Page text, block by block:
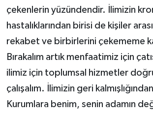
çekenlerin yüzündendir. İlimizin
hastalıklarından birisi de kişiler
rekabet ve birbirlerini çekememe
Bırakalım artık menfaatimiz için
ilimiz için toplumsal hizmetler
çalışalım. İlimizin geri
Kurumlara benim, senin adamın